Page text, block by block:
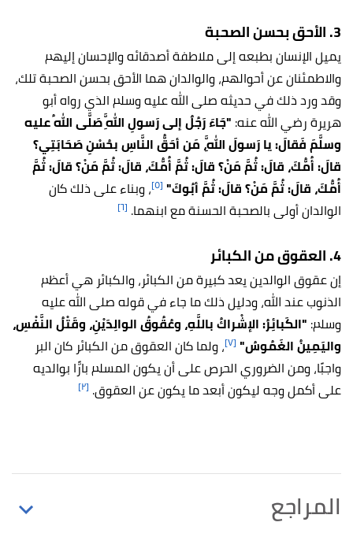
3. الأحق بحسن الصحبة
يميل الإنسان بطبعه إلى ملاطفة أصدقائه والإحسان إليهم
والاطمئنان عن أحوالهم، والوالدان هما الأحق بحسن الصحبة تلك،
وقد ورد ذلك في حديثه صلى الله عليه وسلم الذي رواه أبو
هريرة رضي الله عنه: "جَاءَ رَجُلٌ إلى رَسولِ اللَّهِ صَلَّى اللهُ عليه
وسلَّمَ فَقالَ: يا رَسولَ اللَّهِ، مَن أحَقُّ النَّاسِ بحُسْنِ صَحَابَتِي؟
قالَ: أُمُّكَ، قالَ: ثُمَّ مَنْ؟ قالَ: ثُمَّ أُمُّكَ، قالَ: ثُمَّ مَنْ؟ قالَ: ثُمَّ
أُمُّكَ، قالَ: ثُمَّ مَنْ؟ قالَ: ثُمَّ أبُوكَ" [٥] ، وبناء على ذلك كان
الوالدان أولى بالصحبة الحسنة مع ابنهما. [٦]
4. العقوق من الكبائر
إن عقوق الوالدين يعد كبيرة من الكبائر، والكبائر هي أعظم
الذنوب عند الله، ودليل ذلك ما جاء في قوله صلى الله عليه
وسلم: "الكَبائِرُ: الإشْراكُ باللَّهِ، وعُقُوقُ الوالِدَيْنِ، وقَتْلُ النَّفْسِ،
واليَمِينُ الغَمُوسُ" [٧] ، ولما كان العقوق من الكبائر كان البر
واجبًا، ومن الضروري الحرص على أن يكون المسلم بارًّا بوالديه
على أكمل وجه ليكون أبعد ما يكون عن العقوق. [٢]
المراجع